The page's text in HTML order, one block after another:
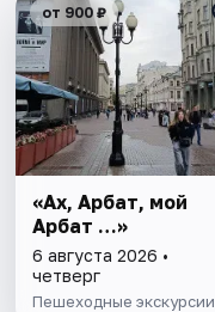
от 900 ₽
«Ах, Арбат, мой
Арбат …»
6 августа 2026 •
четверг
Пешеходные экскурсии